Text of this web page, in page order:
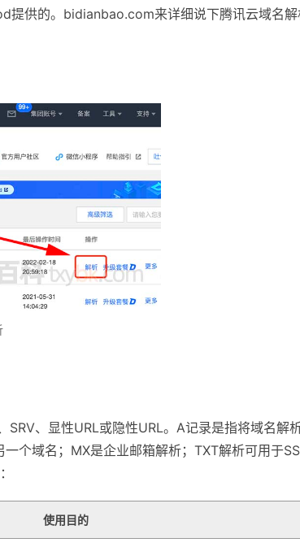
提供的。bidianbao.com来详细说下腾讯云域名
、显性URL或隐性URL。A记录是指将域名解
个域名；MX是企业邮箱解析；TXT解析可用于
使用目的